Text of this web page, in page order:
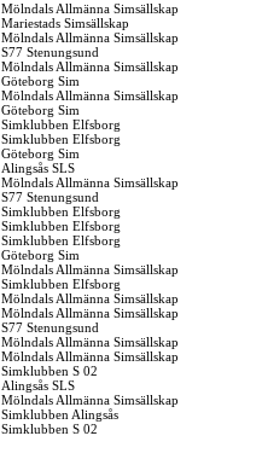
Mölndals Allmänna Simsällskap
Mariestads Simsällskap
Mölndals Allmänna Simsällskap
S77 Stenungsund
Mölndals Allmänna Simsällskap
Göteborg Sim
Mölndals Allmänna Simsällskap
Göteborg Sim
Simklubben Elfsborg
Simklubben Elfsborg
Göteborg Sim
Alingsås SLS
Mölndals Allmänna Simsällskap
S77 Stenungsund
Simklubben Elfsborg
Simklubben Elfsborg
Simklubben Elfsborg
Göteborg Sim
Mölndals Allmänna Simsällskap
Simklubben Elfsborg
Mölndals Allmänna Simsällskap
Mölndals Allmänna Simsällskap
S77 Stenungsund
Mölndals Allmänna Simsällskap
Mölndals Allmänna Simsällskap
Simklubben S 02
Alingsås SLS
Mölndals Allmänna Simsällskap
Simklubben Alingsås
Simklubben S 02